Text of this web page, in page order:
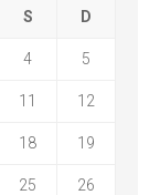
S D
4 5
11 12
18 19
25 26